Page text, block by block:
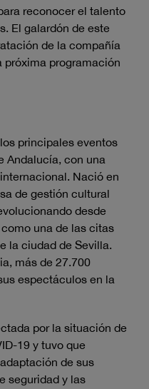
reconocer el talento
El galardón de este
de la compañía
próxima programación
principales eventos
Andalucía, con una
Nació en
de gestión cultural
desde
una de las citas
la ciudad de Sevilla.
más de 27.700
espectáculos en la
por la situación de
19 y tuvo que
de sus
seguridad y las